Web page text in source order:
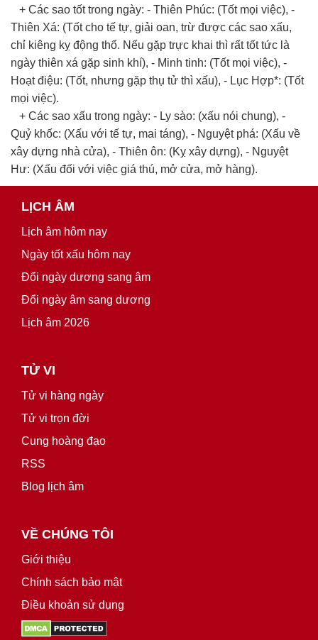
+ Các sao tốt trong ngày: - Thiên Phúc: (Tốt mọi việc), -
Thiên Xá: (Tốt cho tế tự, giải oan, trừ được các sao xấu,
chỉ kiêng kỵ động thổ. Nếu gặp trực khai thì rất tốt tức là
ngày thiên xá gặp sinh khí), - Minh tinh: (Tốt mọi việc), -
Hoạt điệu: (Tốt, nhưng gặp thụ tử thì xấu), - Lục Hợp*: (Tốt
mọi việc).
+ Các sao xấu trong ngày: - Ly sào: (xấu nói chung), -
Quỷ khốc: (Xấu với tế tự, mai táng), - Nguyệt phá: (Xấu về
xây dựng nhà cửa), - Thiên ôn: (Kỵ xây dựng), - Nguyệt
Hư: (Xấu đối với việc giá thú, mở cửa, mở hàng).
LỊCH ÂM
Lịch âm hôm nay
Ngày tốt xấu hôm nay
Đổi ngày dương sang âm
Đổi ngày âm sang dương
Lịch âm 2026
TỬ VI
Tử vi hàng ngày
Tử vi trọn đời
Cung hoàng đạo
RSS
Blog lịch âm
VỀ CHÚNG TÔI
Giới thiệu
Chính sách bảo mật
Điều khoản sử dụng